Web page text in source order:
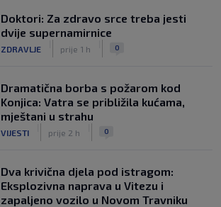
Doktori: Za zdravo srce treba jesti
dvije supernamirnice
ZDRAVLJE prije 1 h 0
Dramatična borba s požarom kod
Konjica: Vatra se približila kućama,
mještani u strahu
VIJESTI prije 2 h 0
Dva krivična djela pod istragom:
Eksplozivna naprava u Vitezu i
zapaljeno vozilo u Novom Travniku